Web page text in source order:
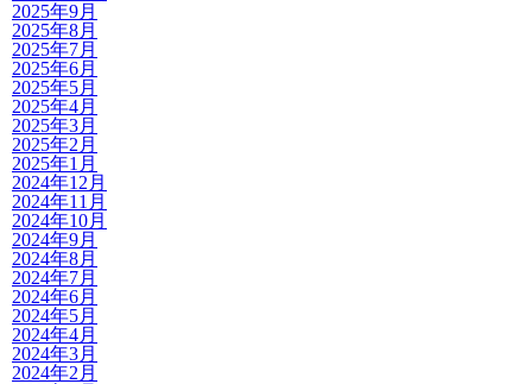
2025年9月
2025年8月
2025年7月
2025年6月
2025年5月
2025年4月
2025年3月
2025年2月
2025年1月
2024年12月
2024年11月
2024年10月
2024年9月
2024年8月
2024年7月
2024年6月
2024年5月
2024年4月
2024年3月
2024年2月